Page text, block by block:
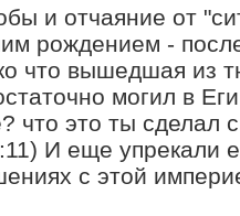
и отчаяние от
рождением -
что вышедшая из
могил в
что это ты сделал
И еще упрекали
с этой